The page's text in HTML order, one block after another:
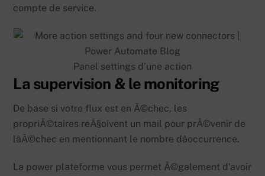
compte de service.
Panel settings d’une action
La supervision & le monitoring
De base si votre flux est en Ã©chec, les
propriÃ©taires reÃ§oivent un mail pour prÃ©venir de
lâÃ©chec en mentionnant le nombre dâoccurrence.
La power plateforme vous permet Ã©galement d’avoir